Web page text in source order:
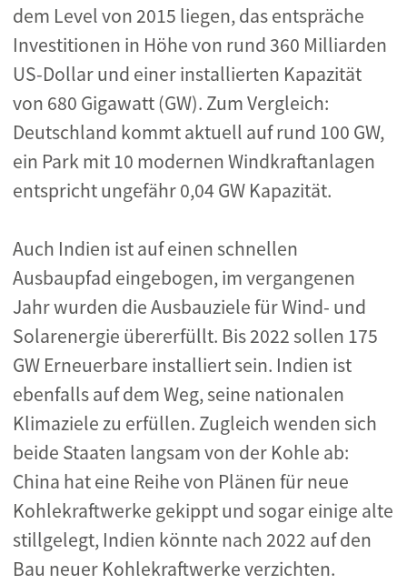
dem Level von 2015 liegen, das entspräche
Investitionen in Höhe von rund 360 Milliarden
US-Dollar und einer installierten Kapazität
von 680 Gigawatt (GW). Zum Vergleich:
Deutschland kommt aktuell auf rund 100 GW,
ein Park mit 10 modernen Windkraftanlagen
entspricht ungefähr 0,04 GW Kapazität.
Auch Indien ist auf einen schnellen
Ausbaupfad eingebogen, im vergangenen
Jahr wurden die Ausbauziele für Wind- und
Solarenergie übererfüllt. Bis 2022 sollen 175
GW Erneuerbare installiert sein. Indien ist
ebenfalls auf dem Weg, seine nationalen
Klimaziele zu erfüllen. Zugleich wenden sich
beide Staaten langsam von der Kohle ab:
China hat eine Reihe von Plänen für neue
Kohlekraftwerke gekippt und sogar einige alte
stillgelegt, Indien könnte nach 2022 auf den
Bau neuer Kohlekraftwerke verzichten.